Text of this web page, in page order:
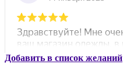
Добавить в список желаний